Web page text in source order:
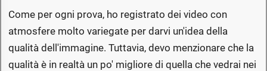
Come per ogni prova, ho registrato dei video con
atmosfere molto variegate per darvi un'idea della
qualità dell'immagine. Tuttavia, devo menzionare che la
qualità è in realtà un po' migliore di quella che vedrai nei